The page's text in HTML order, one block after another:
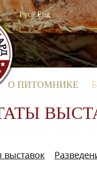
Рус/Eng
О ПИТОМНИКЕ
выставок